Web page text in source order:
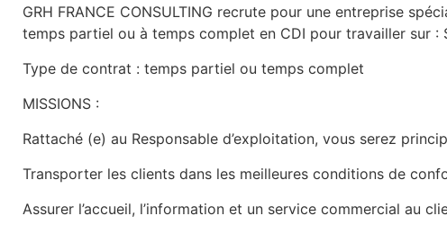
GRH FRANCE CONSULTING recrute pour une entreprise
temps partiel ou à temps complet en CDI pour travailler sur
Type de contrat : temps partiel ou temps complet
MISSIONS :
Rattaché (e) au Responsable d’exploitation, vous serez
Transporter les clients dans les meilleures conditions de
Assurer l’accueil, l’information et un service commercial au